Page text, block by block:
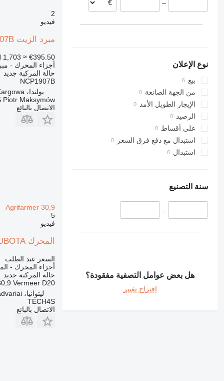
–
نوع الإعلان
بيع
من الجهة الصانعة
الإيجار الطويل الأمد
الرصيد
على أقساط
استبدال مع دفع فرق السعر
استبدال
سنة التصنيع
–
هل بعض عوامل التصفية مفقودة؟
اقتراح تغيير
2
فيديو
مبرد الزيت Maximus NCP1907B لـ رافعة تلسكوبية Dieci AGRI PLUS 40.7
1,703 ≈ €395.50
أجزاء المحرك -
حالة المركبة جديد
NCP1907B
بولندا، Kargowa
Piotr Maksymów
الاتصال بالبائع
Agrifarmer 30,9
5
فيديو
المحرك Kubota V3800 KUBOTA لـ رافعة تلسكوبية Dieci Agrifarmer 30,9
السعر عند الطلب
أجزاء المحرك -
حالة المركبة جديد
Vermeer D20
ليتوانيا، Padvariai
TECH4S
الاتصال بالبائع